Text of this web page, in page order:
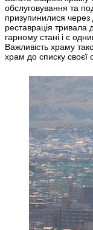
обслуговування та
призупинилися через
реставрація тривала
гарному стані і є
Важливість храму
храм до списку